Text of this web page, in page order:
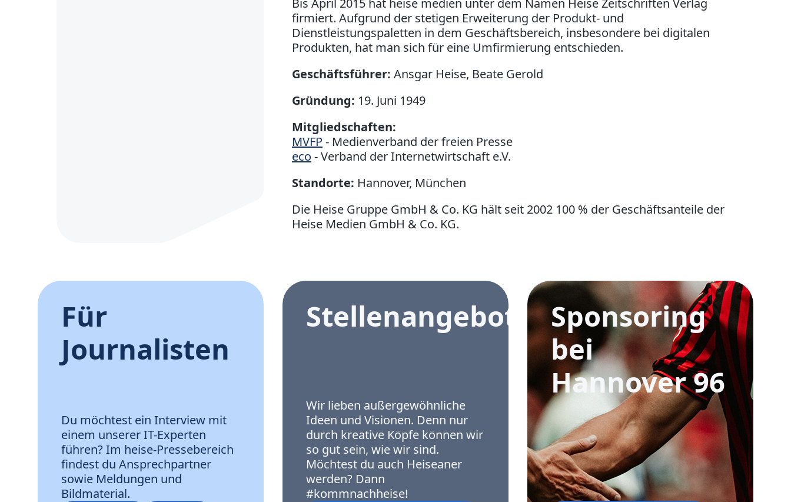
Bis April 2015 hat heise medien unter dem Namen Heise Zeitschriften Verlag
firmiert. Aufgrund der stetigen Erweiterung der Produkt- und
Dienstleistungspaletten in dem Geschäftsbereich, insbesondere bei digitalen
Produkten, hat man sich für eine Umfirmierung entschieden.
Geschäftsführer: Ansgar Heise, Beate Gerold
Gründung: 19. Juni 1949
Mitgliedschaften:
MVFP - Medienverband der freien Presse
eco - Verband der Internetwirtschaft e.V.
Standorte: Hannover, München
Die Heise Gruppe GmbH & Co. KG hält seit 2002 100 % der Geschäftsanteile der
Heise Medien GmbH & Co. KG.
Für
Journalisten
Du möchtest ein Interview mit
einem unserer IT-Experten
führen? Im heise-Pressebereich
findest du Ansprechpartner
sowie Meldungen und
Bildmaterial.
Stellenangebote
Wir lieben außergewöhnliche
Ideen und Visionen. Denn nur
durch kreative Köpfe können wir
so gut sein, wie wir sind.
Möchtest du auch Heiseaner
werden? Dann
#kommnachheise!
Sponsoring
bei
Hannover 96